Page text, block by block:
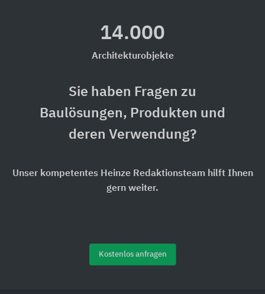
14.000
Architekturobjekte
Sie haben Fragen zu
Baulösungen, Produkten und
deren Verwendung?
Unser kompetentes Heinze Redaktionsteam hilft Ihnen
gern weiter.
Kostenlos anfragen